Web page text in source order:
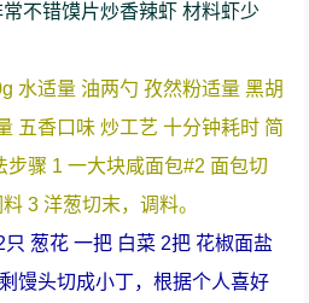
不错馍片炒香辣虾 材料虾少
水适量 油两勺 孜然粉适量 黑胡
五香口味 炒工艺 十分钟耗时 简
骤 1 一大块咸面包#2 面包切
3 洋葱切末，调料。
葱花 一把 白菜 2把 花椒面盐
馒头切成小丁，根据个人喜好